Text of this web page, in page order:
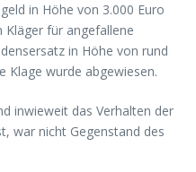
in Höhe von 3.000 Euro
für angefallene
in Höhe von rund
Klage wurde abgewiesen.
inwieweit das Verhalten der
war nicht Gegenstand des